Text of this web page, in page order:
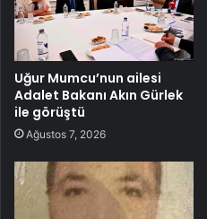
Uğur Mumcu’nun ailesi
Adalet Bakanı Akın Gürlek
ile görüştü
Ağustos 7, 2026